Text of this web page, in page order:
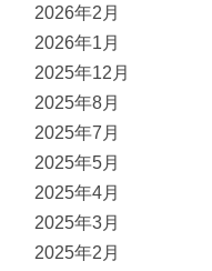
2026年2月
2026年1月
2025年12月
2025年8月
2025年7月
2025年5月
2025年4月
2025年3月
2025年2月